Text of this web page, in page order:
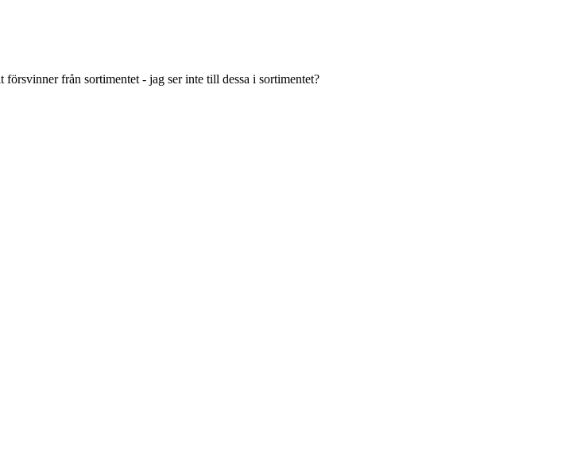
från sortimentet - jag ser inte till dessa i sortimentet?